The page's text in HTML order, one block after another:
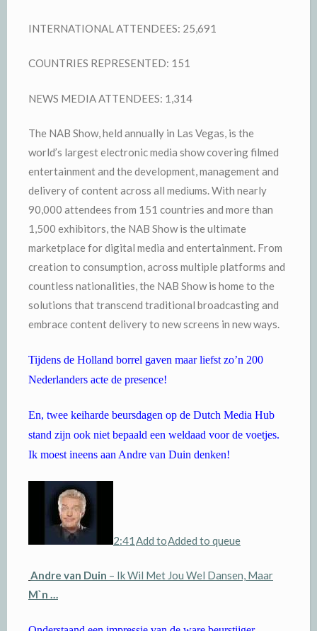
INTERNATIONAL ATTENDEES: 25,691
COUNTRIES REPRESENTED: 151
NEWS MEDIA ATTENDEES: 1,314
The NAB Show, held annually in Las Vegas, is the
world’s largest electronic media show covering filmed
entertainment and the development, management and
delivery of content across all mediums. With nearly
90,000 attendees from 151 countries and more than
1,500 exhibitors, the NAB Show is the ultimate
marketplace for digital media and entertainment. From
creation to consumption, across multiple platforms and
countless nationalities, the NAB Show is home to the
solutions that transcend traditional broadcasting and
embrace content delivery to new screens in new ways.
Tijdens de Holland borrel gaven maar liefst zo’n 200
Nederlanders acte de presence!
En, twee keiharde beursdagen op de Dutch Media Hub
stand zijn ook niet bepaald een weldaad voor de voetjes.
Ik moest ineens aan Andre van Duin denken!
2:41 Add toAdded to queue
Andre van Duin – Ik Wil Met Jou Wel Dansen, Maar
M`n …